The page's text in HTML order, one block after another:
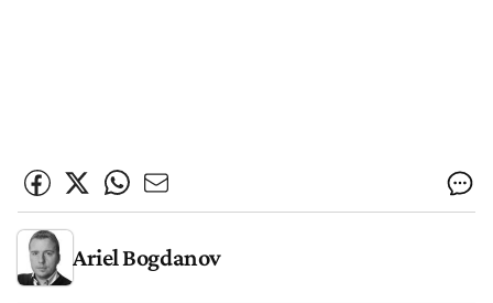
Ariel Bogdanov